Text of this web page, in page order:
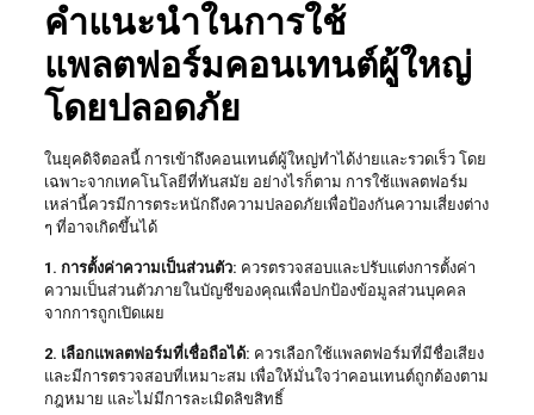
คำแนะนำในการใช้
แพลตฟอร์มคอนเทนต์ผู้ใหญ่
โดยปลอดภัย
ในยุคดิจิตอลนี้ การเข้าถึงคอนเทนต์ผู้ใหญ่ทำได้ง่ายและรวดเร็ว โดย
เฉพาะจากเทคโนโลยีที่ทันสมัย อย่างไรก็ตาม การใช้แพลตฟอร์ม
เหล่านี้ควรมีการตระหนักถึงความปลอดภัยเพื่อป้องกันความเสี่ยงต่าง
ๆ ที่อาจเกิดขึ้นได้
1. การตั้งค่าความเป็นส่วนตัว: ควรตรวจสอบและปรับแต่งการตั้งค่า
ความเป็นส่วนตัวภายในบัญชีของคุณเพื่อปกป้องข้อมูลส่วนบุคคล
จากการถูกเปิดเผย
2. เลือกแพลตฟอร์มที่เชื่อถือได้: ควรเลือกใช้แพลตฟอร์มที่มีชื่อเสียง
และมีการตรวจสอบที่เหมาะสม เพื่อให้มั่นใจว่าคอนเทนต์ถูกต้องตาม
กฎหมาย และไม่มีการละเมิดลิขสิทธิ์